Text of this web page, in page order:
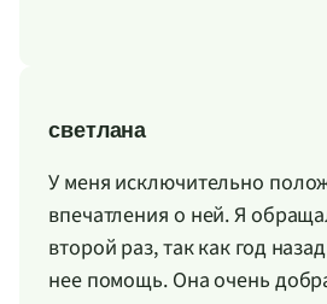
светлана
У меня исключительно
впечатления о ней. Я
второй раз, так как год
нее помощь. Она очень